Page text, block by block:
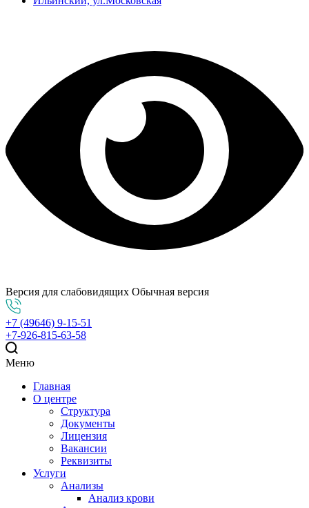
Версия для слабовидящих Обычная версия
+7 (49646) 9-15-51
+7-926-815-63-58
Меню
Главная
О центре
Структура
Документы
Лицензия
Вакансии
Реквизиты
Услуги
Анализы
Анализ крови